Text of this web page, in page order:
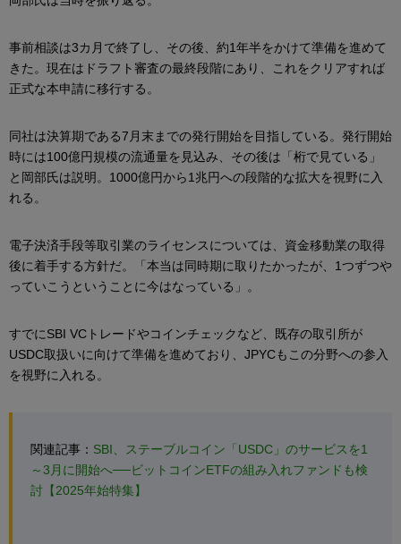
事前相談は3カ月で終了し、その後、約1年半をかけて準備を進めて
きた。現在はドラフト審査の最終段階にあり、これをクリアすれば
正式な本申請に移行する。
同社は決算期である7月末までの発行開始を目指している。発行開始
時には100億円規模の流通量を見込み、その後は「桁で見ている」
と岡部氏は説明。1000億円から1兆円への段階的な拡大を視野に入
れる。
電子決済手段等取引業のライセンスについては、資金移動業の取得
後に着手する方針だ。「本当は同時期に取りたかったが、1つずつや
っていこうということに今はなっている」。
すでにSBI VCトレードやコインチェックなど、既存の取引所が
USDC取扱いに向けて準備を進めており、JPYCもこの分野への参入
を視野に入れる。
関連記事： SBI、ステーブルコイン「USDC」のサービスを1
～3月に開始へ──ビットコインETFの組み入れファンドも検
討【2025年始特集】